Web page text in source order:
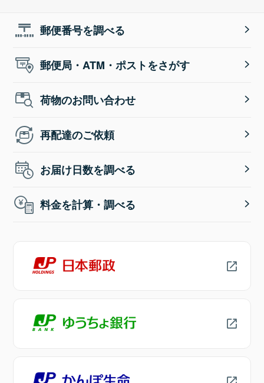
郵便番号を調べる
郵便局・ATM・ポストをさがす
荷物のお問い合わせ
再配達のご依頼
お届け日数を調べる
料金を計算・調べる